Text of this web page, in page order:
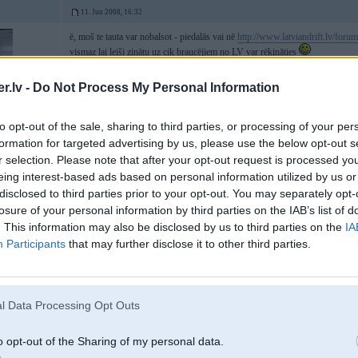
- Do Not Process My Personal Information
opt-out of the sale, sharing to third parties, or processing of your
for targeted advertising by us, please use the below opt-out
selection. Please note that after your opt-out request is processed
interest-based ads based on personal information utilized by us
to third parties prior to your opt-out. You may separately
of your personal information by third parties on the IAB’s list of
This information may also be disclosed by us to third parties on the
Participants that may further disclose it to other third parties.
Data Processing Opt Outs
opt-out of the Sharing of my personal data.
11. Jun 2008, 16:32
ē, moš te tauta var nobalsot - piedalās vai nē http://www.latviandrift.lv/
vismaz lai leiši zinātu uz cik braucējiem no LV var rēķināties
13. Jun 2008, 09:30
Un ta jaunumi.
Visi noteikumi, tai skaitaa tehniskie, trases sheemas, dienas kaartiiba - viss